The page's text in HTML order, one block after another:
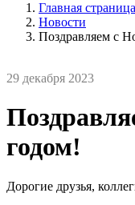
Главная страница
Новости
Поздравляем с
29 декабря 2023
годом!
Дорогие друзья,